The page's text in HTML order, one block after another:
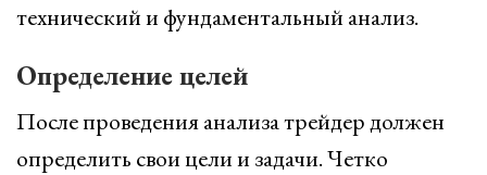
технический и фундаментальный анализ.
Определение целей
После проведения анализа трейдер должен
определить свои цели и задачи. Четко